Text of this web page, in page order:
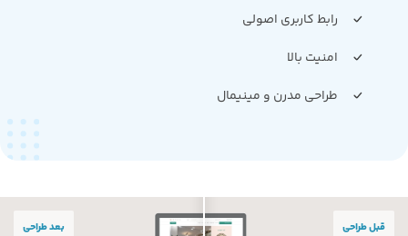
رابط کاربری اصولی
امنیت بالا
طراحی مدرن و مینیمال
قبل طراحی بعد طراحی